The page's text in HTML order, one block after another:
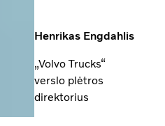
Henrikas Engdahlis
„Volvo Trucks“
verslo plėtros
direktorius